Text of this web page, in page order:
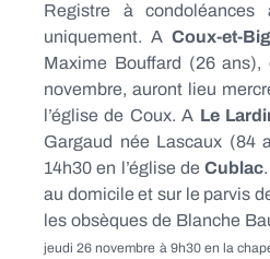
Registre à condoléances
uniquement. A Coux-et-
Maxime Bouffard (26
novembre, auront lieu
l’église de Coux. A Le
Gargaud née Lascaux (84
14h30 en l’église de Cublac
au domicile et sur le parvis
les obsèques de Blanche
jeudi 26 novembre à 9h30 en la